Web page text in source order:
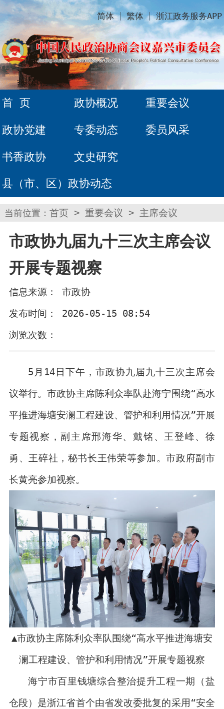
简体 繁体 浙江政务服务APP
首 页 政协概况 重要会议
政协党建 专委动态 委员风采
书香政协 文史研究
县（市、区）政协动态
当前位置： 首页 > 重要会议 > 主席会议
市政协九届九十三次主席会议
开展专题视察
信息来源： 市政协
发布时间： 2026-05-15 08:54
浏览次数：
5月14日下午，市政协九届九十三次主席会
议举行。市政协主席陈利众率队赴海宁围绕“高水
平推进海塘安澜工程建设、管护和利用情况”开展
专题视察，副主席邢海华、戴铭、王登峰、徐
勇、王碎社，秘书长王伟荣等参加。市政府副市
长黄亮参加视察。
▲市政协主席陈利众率队围绕“高水平推进海塘安
澜工程建设、管护和利用情况”开展专题视察
海宁市百里钱塘综合整治提升工程一期（盐
仓段）是浙江省首个由省发改委批复的采用“安全